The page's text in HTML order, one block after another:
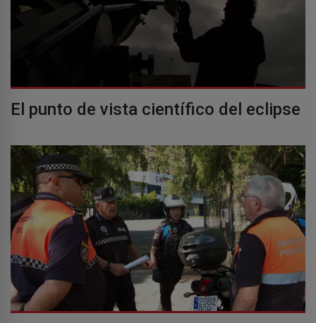
El punto de vista científico del eclipse